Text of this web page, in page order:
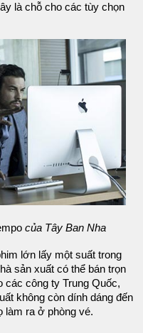
là chỗ cho các tùy chọn
của Tây Ban Nha
lớn lấy một suất trong
sản xuất có thể bán trọn
các công ty Trung Quốc,
không còn dính dáng đến
làm ra ở phòng vé.